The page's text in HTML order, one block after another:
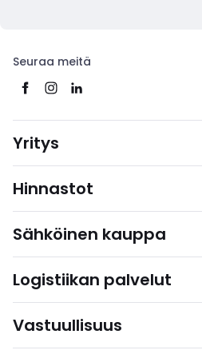
Seuraa meitä
Yritys
Hinnastot
Sähköinen kauppa
Logistiikan palvelut
Vastuullisuus